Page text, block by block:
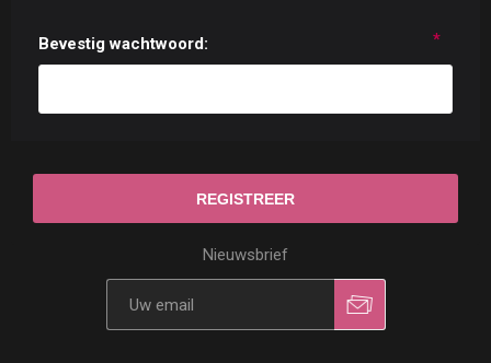
Bevestig wachtwoord: *
Nieuwsbrief